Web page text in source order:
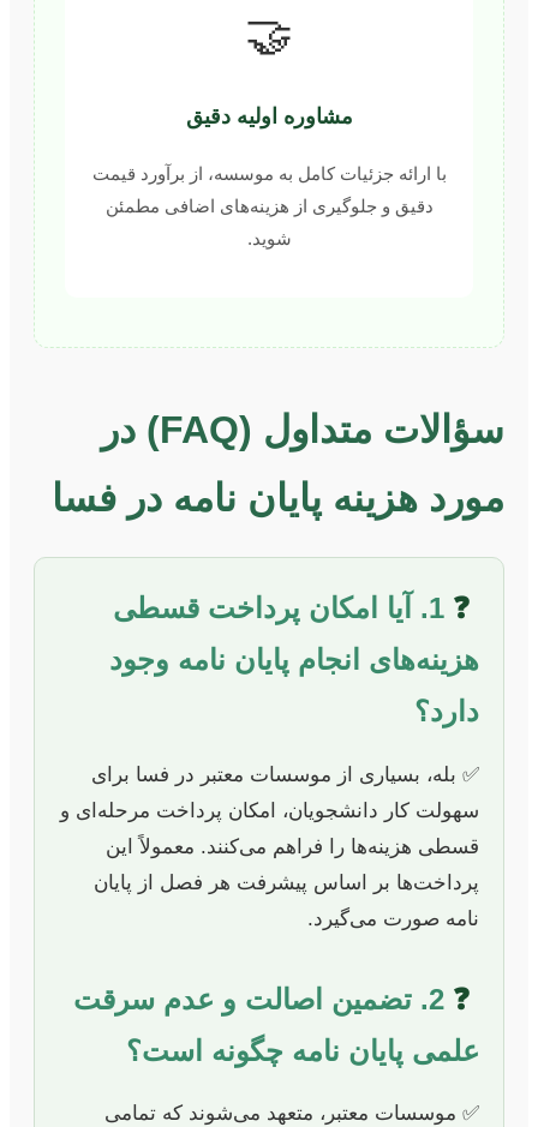
🤝
مشاوره اولیه دقیق
با ارائه جزئیات کامل به موسسه، از برآورد قیمت
دقیق و جلوگیری از هزینه‌های اضافی مطمئن
شوید.
سؤالات متداول (FAQ) در
مورد هزینه پایان نامه در فسا
1. آیا امکان پرداخت قسطی
هزینه‌های انجام پایان نامه وجود
دارد؟
✅ بله، بسیاری از موسسات معتبر در فسا برای
سهولت کار دانشجویان، امکان پرداخت مرحله‌ای و
قسطی هزینه‌ها را فراهم می‌کنند. معمولاً این
پرداخت‌ها بر اساس پیشرفت هر فصل از پایان
نامه صورت می‌گیرد.
2. تضمین اصالت و عدم سرقت
علمی پایان نامه چگونه است؟
✅ موسسات معتبر، متعهد می‌شوند که تمامی